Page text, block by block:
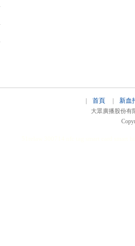
首頁 新血
大眾廣播股份有